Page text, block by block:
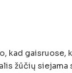
kad gaisruose,
žūčių siejama